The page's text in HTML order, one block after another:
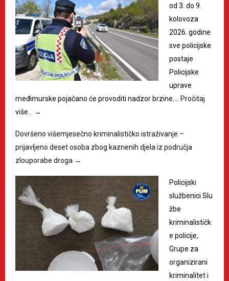
od 3. do 9.
kolovoza
2026. godine
sve policijske
postaje
Policijske
uprave
međimurske pojačano će provoditi nadzor brzine.… Pročitaj
više… →
Dovršeno višemjesečno kriminalističko istraživanje –
prijavljeno deset osoba zbog kaznenih djela iz područja
zlouporabe droga →
Policijski
službenici Slu
žbe
kriminalističk
e policije,
Grupe za
organizirani
kriminalitet i